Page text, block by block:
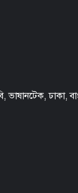
ভাষানটেক, ঢাকা,